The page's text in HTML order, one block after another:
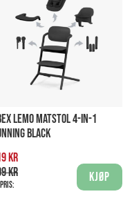
LEMO MATSTOL 4-IN-1
BLACK
kr
kr
Kjøp